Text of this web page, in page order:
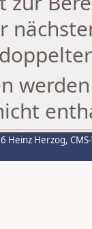
Heinz Herzog,